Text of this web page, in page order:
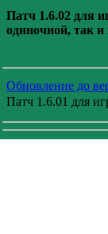
Патч 1.6.02 для
одиночной, так и
Обновление до
Патч 1.6.01 для